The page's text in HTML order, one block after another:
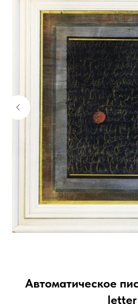
Автоматическое